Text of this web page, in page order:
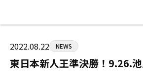
HOME
ジムについて
トレーニング
施設
会員
2022.08.22 NEWS
東日本新人王準決勝！9.26.